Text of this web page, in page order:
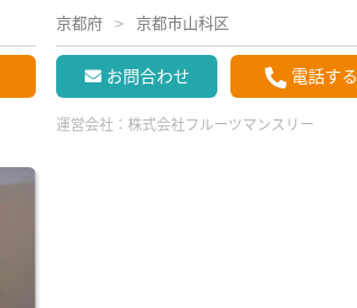
京都府 京都市山科区
お問合わせ 電話する
運営会社：株式会社フルーツマンスリー